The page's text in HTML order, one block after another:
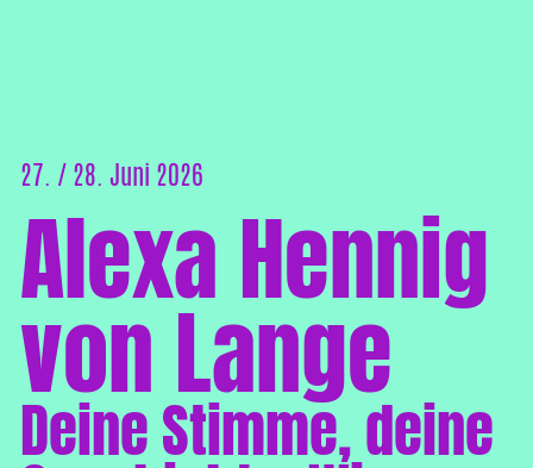
Alexa Hennig
von Lange
Deine Stimme, deine
Geschichte. Wie man
authentische
Romane schreibt.